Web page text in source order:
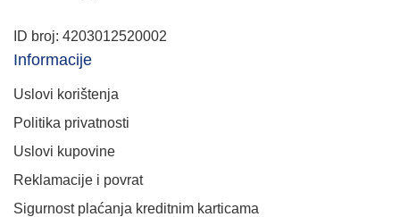
ID broj: 4203012520002
Informacije
Uslovi korištenja
Politika privatnosti
Uslovi kupovine
Reklamacije i povrat
Sigurnost plaćanja kreditnim karticama